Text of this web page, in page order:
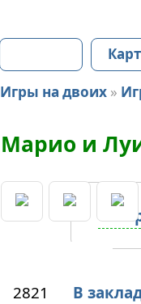
Игры на двоих »
Марио и
2821 В